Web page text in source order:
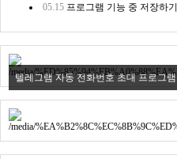
05.15 프로그램 기능 중 저장하기 기능에서 한글명 입력 지원 코드 패치 안내 26.05.15
텔레그램 자동 전화번호 초대 프로그램